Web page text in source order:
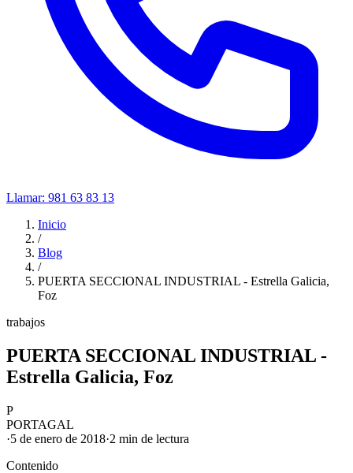
Llamar: 981 63 83 13
Inicio
/
Blog
/
PUERTA SECCIONAL INDUSTRIAL - Estrella Galicia,
Foz
trabajos
PUERTA SECCIONAL INDUSTRIAL -
Estrella Galicia, Foz
P
PORTAGAL
·5 de enero de 2018·2 min de lectura
Contenido